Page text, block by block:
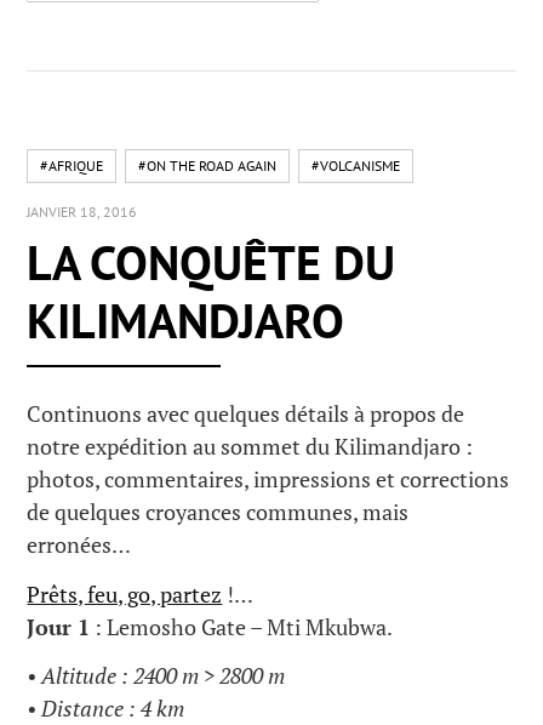
#AFRIQUE #ON THE ROAD AGAIN #VOLCANISME
JANVIER 18, 2016
LA CONQUÊTE DU
KILIMANDJARO
Continuons avec quelques détails à propos de
notre expédition au sommet du Kilimandjaro :
photos, commentaires, impressions et corrections
de quelques croyances communes, mais
erronées…
Prêts, feu, go, partez !…
Jour 1 : Lemosho Gate – Mti Mkubwa.
• Altitude : 2400 m > 2800 m
• Distance : 4 km